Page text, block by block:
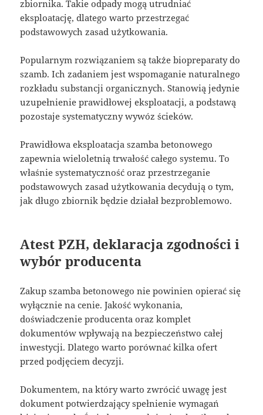
zbiornika. Takie odpady mogą utrudniać
eksploatację, dlatego warto przestrzegać
podstawowych zasad użytkowania.
Popularnym rozwiązaniem są także biopreparaty do
szamb. Ich zadaniem jest wspomaganie naturalnego
rozkładu substancji organicznych. Stanowią jedynie
uzupełnienie prawidłowej eksploatacji, a podstawą
pozostaje systematyczny wywóz ścieków.
Prawidłowa eksploatacja szamba betonowego
zapewnia wieloletnią trwałość całego systemu. To
właśnie systematyczność oraz przestrzeganie
podstawowych zasad użytkowania decydują o tym,
jak długo zbiornik będzie działał bezproblemowo.
Atest PZH, deklaracja zgodności i
wybór producenta
Zakup szamba betonowego nie powinien opierać się
wyłącznie na cenie. Jakość wykonania,
doświadczenie producenta oraz komplet
dokumentów wpływają na bezpieczeństwo całej
inwestycji. Dlatego warto porównać kilka ofert
przed podjęciem decyzji.
Dokumentem, na który warto zwrócić uwagę jest
dokument potwierdzający spełnienie wymagań